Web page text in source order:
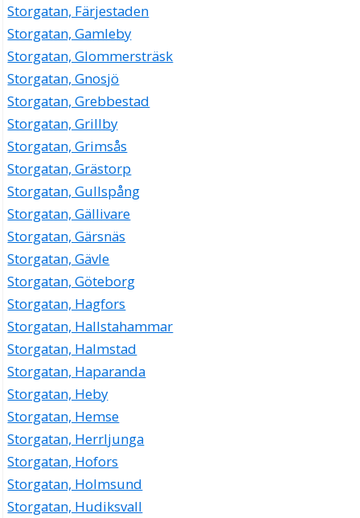
Storgatan, Färjestaden
Storgatan, Gamleby
Storgatan, Glommersträsk
Storgatan, Gnosjö
Storgatan, Grebbestad
Storgatan, Grillby
Storgatan, Grimsås
Storgatan, Grästorp
Storgatan, Gullspång
Storgatan, Gällivare
Storgatan, Gärsnäs
Storgatan, Gävle
Storgatan, Göteborg
Storgatan, Hagfors
Storgatan, Hallstahammar
Storgatan, Halmstad
Storgatan, Haparanda
Storgatan, Heby
Storgatan, Hemse
Storgatan, Herrljunga
Storgatan, Hofors
Storgatan, Holmsund
Storgatan, Hudiksvall